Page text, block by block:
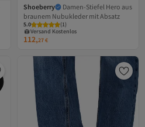
Shoeberry
Damen-Stiefel Hero aus
braunem Nubukleder mit Absatz
5.0 (1)
Versand Kostenlos
Gratis Versand
Versand Kostenlos
112,27€